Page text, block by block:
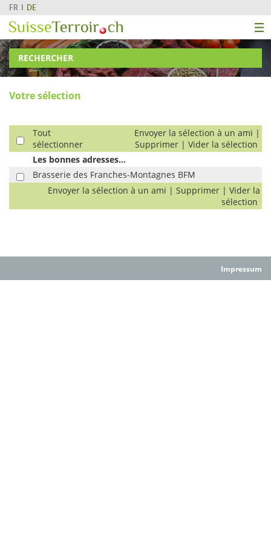
FR DE
RECHERCHER
Votre sélection
Tout
sélectionner
Envoyer la sélection à un ami |
Supprimer | Vider la sélection
Les bonnes adresses...
Brasserie des Franches-Montagnes BFM
Envoyer la sélection à un ami | Supprimer | Vider la
sélection
Impressum